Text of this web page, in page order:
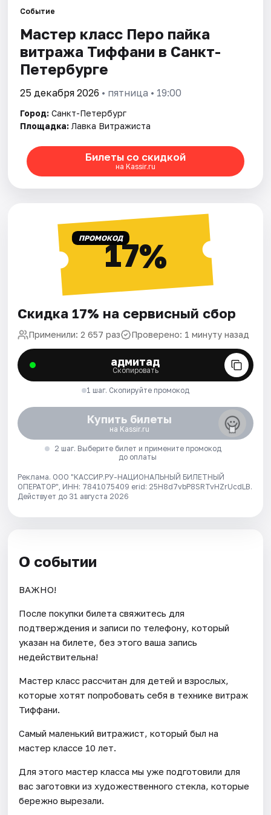
Города
Площадки
Артисты
Рейтинги
Событие
Мастер класс Перо пайка
витража Тиффани в Санкт-
Петербурге
25 декабря 2026 • пятница • 19:00
Город: Санкт-Петербург
Площадка: Лавка Витражиста
Билеты со скидкой
на Kassir.ru
ПРОМОКОД17%
Скидка 17% на сервисный сбор
Применили: 2 657 раз Проверено: 1 минуту назад
адмитад
Скопировать
1 шаг. Скопируйте промокод
Купить билеты
на Kassir.ru
2 шаг. Выберите билет и примените промокод
до оплаты
Реклама. ООО "КАССИР.РУ-НАЦИОНАЛЬНЫЙ БИЛЕТНЫЙ
ОПЕРАТОР", ИНН: 7841075409 erid: 25H8d7vbP8SRTvHZrUcdLB.
Действует до 31 августа 2026
О событии
ВАЖНО!
После покупки билета свяжитесь для
подтверждения и записи по телефону, который
указан на билете, без этого ваша запись
недействительна!
Мастер класс рассчитан для детей и взрослых,
которые хотят попробовать себя в технике витраж
Тиффани.
Самый маленький витражист, который был на
мастер классе 10 лет.
Для этого мастер класса мы уже подготовили для
вас заготовки из художественного стекла, которые
бережно вырезали.